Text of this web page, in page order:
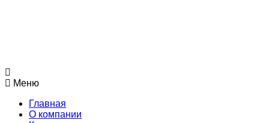
Меню
Главная
О компании